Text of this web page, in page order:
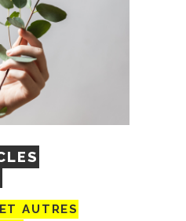
AUTRES